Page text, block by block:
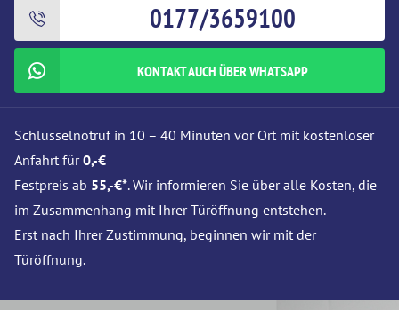
0177/3659100
KONTAKT AUCH ÜBER WHATSAPP
Schlüsselnotruf in 10 – 40 Minuten vor Ort mit kostenloser
Anfahrt für0,-€
Festpreis ab 55,-€*. Wir informieren Sie über alle Kosten, die
im Zusammenhang mit Ihrer Türöffnung entstehen.
Erst nach Ihrer Zustimmung, beginnen wir mit der
Türöffnung.